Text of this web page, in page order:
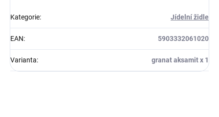
Kategorie: Jídelní židle
EAN: 5903332061020
Varianta: granat aksamit x 1